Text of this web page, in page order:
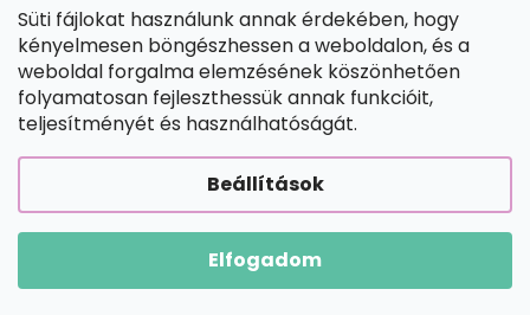
Süti fájlokat használunk annak érdekében, hogy
kényelmesen böngészhessen a weboldalon, és a
weboldal forgalma elemzésének köszönhetően
folyamatosan fejleszthessük annak funkcióit,
teljesítményét és használhatóságát.
Beállítások
Elfogadom
Nagy-Britannia
Ausztria
MEGBÍZHATÓ SZÁLLÍTÁSI LEHETŐSÉGEK
BIZTONSÁGOS FIZETÉSI LEHETŐSÉGEK
Shoptet Premium készítette|UpraviloFV STUDIO
Tefestetted.hu. Minden jog fenntartva.